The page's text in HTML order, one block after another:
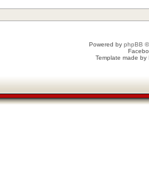
Powered by phpBB
Template made by